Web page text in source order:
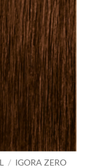
/ IGORA ZERO